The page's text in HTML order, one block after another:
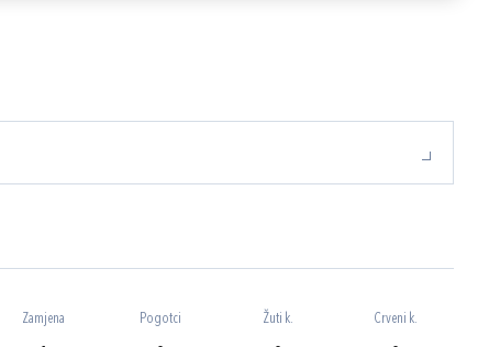
Zamjena Pogotci Žuti k. Crveni k.